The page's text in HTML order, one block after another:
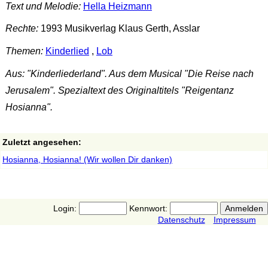
Text und Melodie: Hella Heizmann
Rechte:1993 Musikverlag Klaus Gerth, Asslar
Themen: Kinderlied , Lob
Aus: "Kinderliederland". Aus dem Musical "Die Reise nach
Jerusalem". Spezialtext des Originaltitels "Reigentanz
Hosianna".
Zuletzt angesehen:
Hosianna, Hosianna! (Wir wollen Dir danken)
Login:
Kennwort:
Datenschutz
Impressum